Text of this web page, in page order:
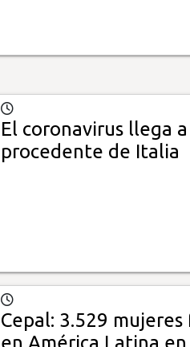
El coronavirus llega
procedente de Italia
Cepal: 3.529
en América Latina